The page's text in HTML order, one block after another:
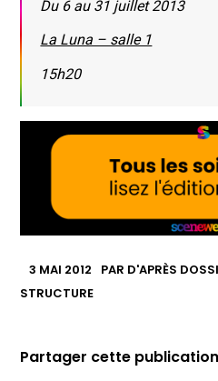
Du 6 au 31 juillet 2013
La Luna – salle 1
15h20
3 MAI 2012 PAR D'APRÈS
STRUCTURE
Partager cette publication